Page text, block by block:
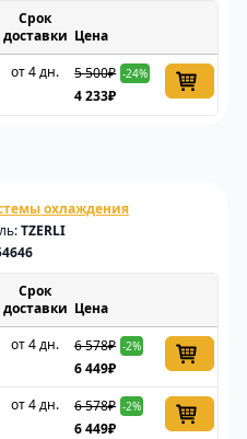
Срок
доставки Цена
от 4 дн. 5 500₽ -24%
4 233₽
охлаждения
TZERLI
Срок
доставки Цена
от 4 дн. 6 578₽ -2%
6 449₽
от 4 дн. 6 578₽ -2%
6 449₽